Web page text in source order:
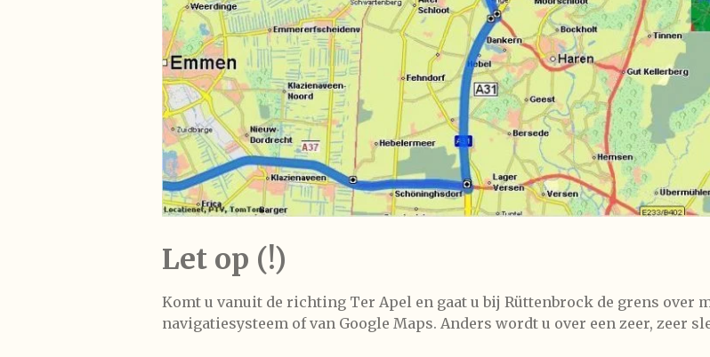
Let op (!)
Komt u vanuit de richting Ter Apel en gaat u bij Rüttenbrock de grens over
navigatiesysteem of van Google Maps. Anders wordt u over een zeer, zeer